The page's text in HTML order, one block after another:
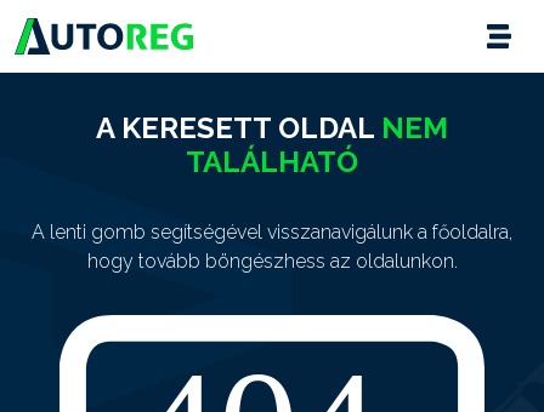
A KERESETT OLDAL NEM
TALÁLHATÓ
A lenti gomb segítségével visszanavigálunk a főoldalra,
hogy tovább böngészhess az oldalunkon.